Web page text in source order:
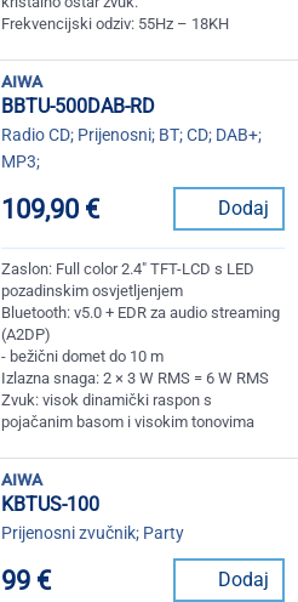
Frekvencijski odziv: 55Hz – 18KH
aiwa
BBTU-500DAB-RD
Radio CD; Prijenosni; BT; CD; DAB+;
MP3;
109,90 € Dodaj
Zaslon: Full color 2.4" TFT-LCD s LED
pozadinskim osvjetljenjem
Bluetooth: v5.0 + EDR za audio streaming
(A2DP)
- bežični domet do 10 m
Izlazna snaga: 2 × 3 W RMS = 6 W RMS
Zvuk: visok dinamički raspon s
pojačanim basom i visokim tonovima
aiwa
KBTUS-100
Prijenosni zvučnik; Party
99 € Dodaj